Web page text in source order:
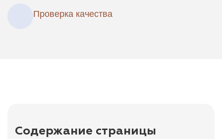
Проверка качества
Содержание страницы